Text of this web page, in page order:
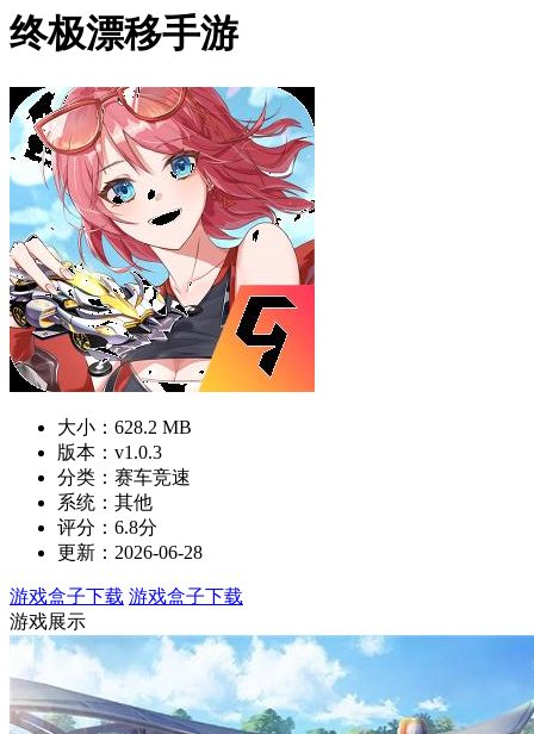
终极漂移手游
大小：628.2 MB
版本：v1.0.3
分类：赛车竞速
系统：其他
评分：6.8分
更新：2026-06-28
游戏盒子下载 游戏盒子下载
游戏展示